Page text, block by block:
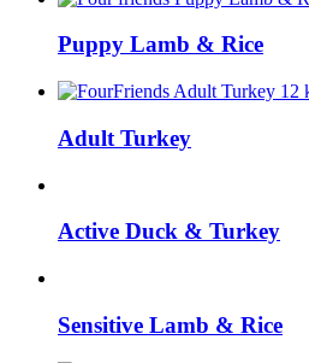
Puppy Lamb & Rice
Adult Turkey
Active Duck & Turkey
Sensitive Lamb & Rice